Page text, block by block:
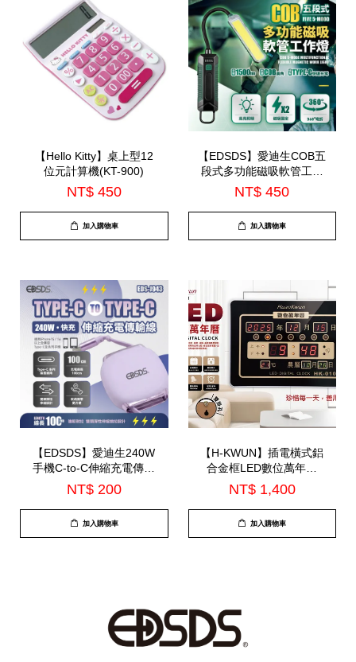
【Hello Kitty】桌上型12
位元計算機(KT-900)
NT$ 450
加入購物車
【EDSDS】愛迪生COB五
段式多功能磁吸軟管工作
燈(EDS-G873)
NT$ 450
加入購物車
【EDSDS】愛迪生240W
手機C-to-C伸縮充電傳輸
線(EDS-J943)
NT$ 200
加入購物車
【H-KWUN】插電橫式鋁
合金框LED數位萬年曆
(HK-010)
NT$ 1,400
加入購物車